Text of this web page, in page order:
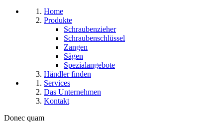
Home
Produkte
Schraubenzieher
Schraubenschlüssel
Zangen
Sägen
Spezialangebote
Händler finden
Services
Das Unternehmen
Kontakt
Donec quam